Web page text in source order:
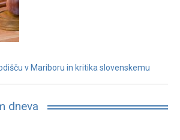
v Mariboru in kritika slovenskemu
dneva